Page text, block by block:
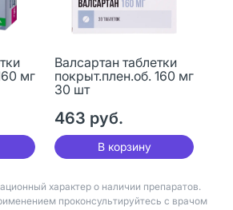
мг
Валсартан таблетки
покрыт.плен.об. 160 мг
30 шт
463 руб.
В корзину
характер о наличии препаратов.
проконсультируйтесь с врачом